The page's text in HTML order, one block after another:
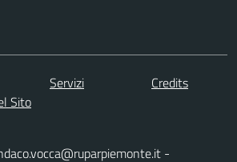
Servizi
Credits
Sito
-